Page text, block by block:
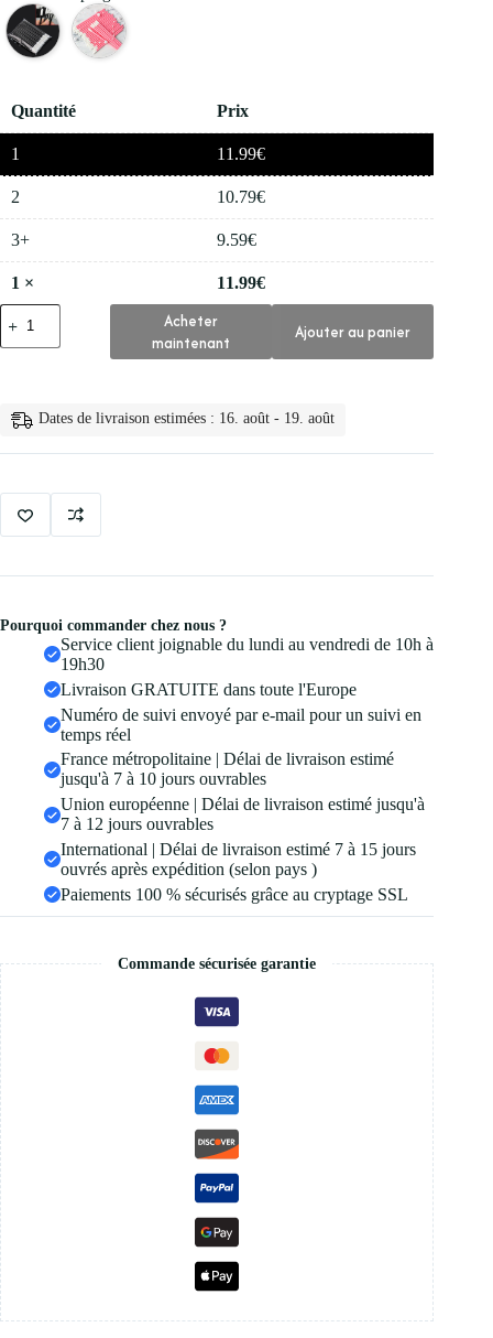
Quantité Prix
1 11.99€
2 10.79€
3+ 9.59€
1 × 11.99€
quantité
de
💅
Pincel
Acheter
maintenant
Ajouter au panier
Dates de livraison estimées : 16. août - 19. août
Pourquoi commander chez nous ?
Service client joignable du lundi au vendredi de 10h à
19h30
Livraison GRATUITE dans toute l'Europe
Numéro de suivi envoyé par e-mail pour un suivi en
temps réel
France métropolitaine | Délai de livraison estimé
jusqu'à 7 à 10 jours ouvrables
Union européenne | Délai de livraison estimé jusqu'à
7 à 12 jours ouvrables
International | Délai de livraison estimé 7 à 15 jours
ouvrés après expédition (selon pays )
Paiements 100 % sécurisés grâce au cryptage SSL
Commande sécurisée garantie